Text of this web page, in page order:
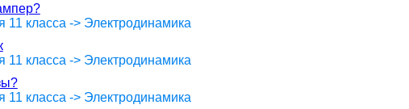
11 класса -> Электродинамика
11 класса -> Электродинамика
11 класса -> Электродинамика